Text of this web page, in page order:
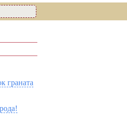
граната